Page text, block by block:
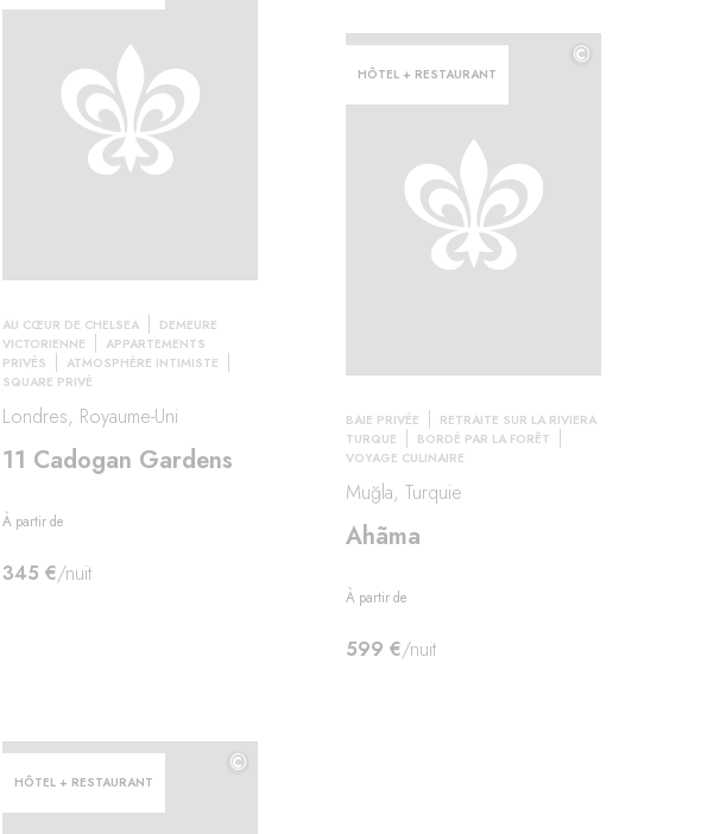
AU CŒUR DE CHELSEA
DEMEURE
VICTORIENNE
APPARTEMENTS
PRIVÉS
ATMOSPHÈRE INTIMISTE
SQUARE PRIVÉ
Londres, Royaume-Uni
11 Cadogan Gardens
À partir de
345 €/nuit
HÔTEL + RESTAURANT
©
BAIE PRIVÉE
RETRAITE SUR LA RIVIERA
TURQUE
BORDÉ PAR LA FORÊT
VOYAGE CULINAIRE
Muğla, Turquie
Ahãma
À partir de
599 €/nuit
HÔTEL + RESTAURANT
©